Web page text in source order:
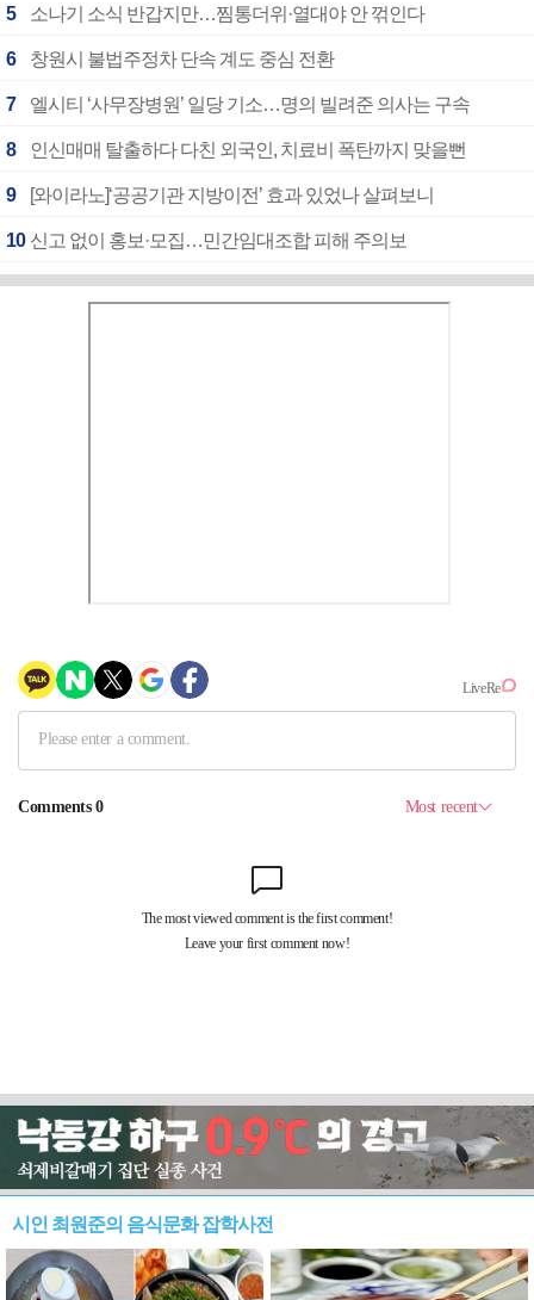
5 소나기 소식 반갑지만…찜통더위·열대야 안 꺾인다
6 창원시 불법주정차 단속 계도 중심 전환
7 엘시티 ‘사무장병원’ 일당 기소…명의 빌려준 의사는 구속
8 인신매매 탈출하다 다친 외국인, 치료비 폭탄까지 맞을뻔
9 [와이라노]‘공공기관 지방이전’ 효과 있었나 살펴보니
10 신고 없이 홍보·모집…민간임대조합 피해 주의보
시인 최원준의 음식문화 잡학사전